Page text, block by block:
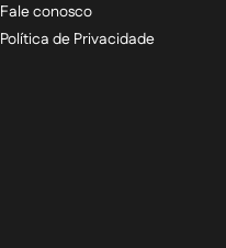
Fale conosco
Política de Privacidade